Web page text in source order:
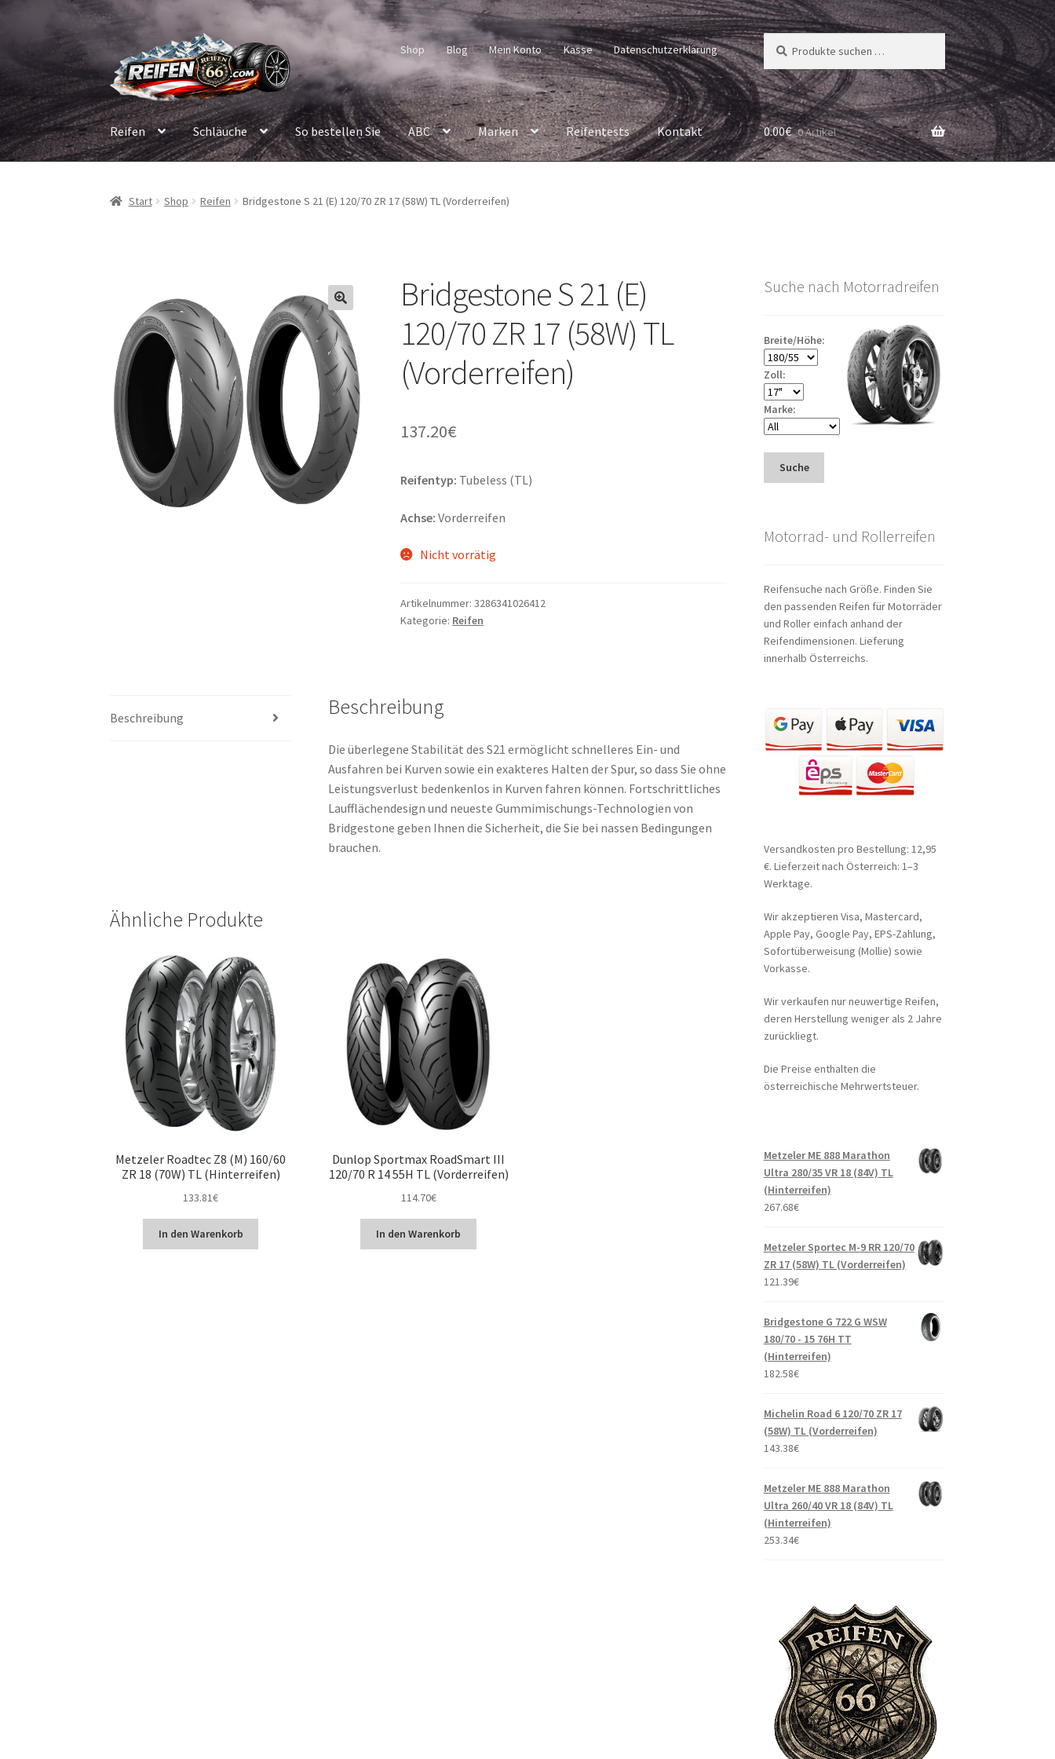
Navigation
springen
Inhalt
springen
Shop Blog Mein Konto Kasse Datenschutzerklärung
Suchen
nach:
Suchen
Reifen Schläuche So bestellen Sie ABC Marken Reifentests Kontakt 0.00€ 0 Artikel
Start Shop Reifen Bridgestone S 21 (E) 120/70 ZR 17 (58W) TL (Vorderreifen)
Bridgestone S 21 (E)
120/70 ZR 17 (58W) TL
(Vorderreifen)
137.20€
Reifentyp: Tubeless (TL)
Achse: Vorderreifen
Nicht vorrätig
Artikelnummer:3286341026412
Kategorie: Reifen
Beschreibung Beschreibung
Die überlegene Stabilität des S21 ermöglicht schnelleres Ein- und
Ausfahren bei Kurven sowie ein exakteres Halten der Spur, so dass Sie ohne
Leistungsverlust bedenkenlos in Kurven fahren können. Fortschrittliches
Laufflächendesign und neueste Gummimischungs-Technologien von
Bridgestone geben Ihnen die Sicherheit, die Sie bei nassen Bedingungen
brauchen.
Ähnliche Produkte
Metzeler Roadtec Z8 (M) 160/60
ZR 18 (70W) TL (Hinterreifen)
133.81€
In den Warenkorb
Dunlop Sportmax RoadSmart III
120/70 R 14 55H TL (Vorderreifen)
114.70€
In den Warenkorb
Suche nach Motorradreifen
Breite/Höhe:
Zoll:
Marke:
Suche
Motorrad- und Rollerreifen
Reifensuche nach Größe. Finden Sie
den passenden Reifen für Motorräder
und Roller einfach anhand der
Reifendimensionen. Lieferung
innerhalb Österreichs.
Versandkosten pro Bestellung: 12,95
€. Lieferzeit nach Österreich: 1–3
Werktage.
Wir akzeptieren Visa, Mastercard,
Apple Pay, Google Pay, EPS-Zahlung,
Sofortüberweisung (Mollie) sowie
Vorkasse.
Wir verkaufen nur neuwertige Reifen,
deren Herstellung weniger als 2 Jahre
zurückliegt.
Die Preise enthalten die
österreichische Mehrwertsteuer.
Metzeler ME 888 Marathon
Ultra 280/35 VR 18 (84V) TL
(Hinterreifen)
267.68€
Metzeler Sportec M-9 RR 120/70
ZR 17 (58W) TL (Vorderreifen)
121.39€
Bridgestone G 722 G WSW
180/70 - 15 76H TT
(Hinterreifen)
182.58€
Michelin Road 6 120/70 ZR 17
(58W) TL (Vorderreifen)
143.38€
Metzeler ME 888 Marathon
Ultra 260/40 VR 18 (84V) TL
(Hinterreifen)
253.34€